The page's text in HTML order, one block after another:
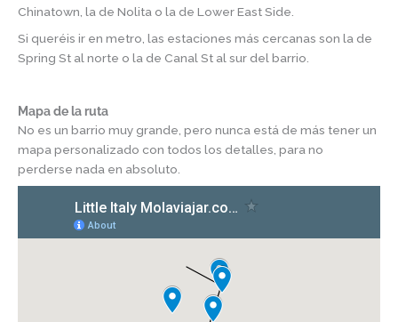
Chinatown, la de Nolita o la de Lower East Side.
Si queréis ir en metro, las estaciones más cercanas son la de
Spring St al norte o la de Canal St al sur del barrio.
Mapa de la ruta
No es un barrio muy grande, pero nunca está de más tener un
mapa personalizado con todos los detalles, para no
perderse nada en absoluto.